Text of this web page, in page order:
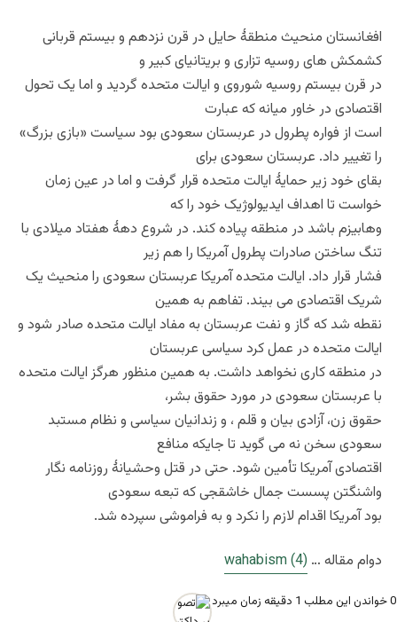
افغانستان منحیث منطقۀ حایل در قرن نزدهم و بیستم قربانی
کشمکش های روسیه تزاری و بریتانیای کبیر و
در قرن بیستم روسیه شوروی و ایالت متحده گردید و اما یک تحول
اقتصادی در خاور میانه که عبارت
است از فواره پطرول در عربستان سعودی بود سیاست «بازی بزرگ»
را تغییر داد. عربستان سعودی برای
بقای خود زیر حمایۀ ایالت متحده قرار گرفت و اما در عین زمان
خواست تا اهداف ایدیولوژیک خود را که
وهابیزم باشد در منطقه پیاده کند. در شروع دهۀ هفتاد میلادی با
تنگ ساختن صادرات پطرول آمریکا را هم زیر
فشار قرار داد. ایالت متحده آمریکا عربستان سعودی را منحیث یک
شریک اقتصادی می بیند. تفاهم به همین
نقطه شد که گاز و نفت عربستان به مفاد ایالت متحده صادر شود و
ایالت متحده در عمل کرد سیاسی عربستان
در منطقه کاری نخواهد داشت. به همین منظور هرگز ایالت متحده
با عربستان سعودی در مورد حقوق بشر،
حقوق زن، آزادی بیان و قلم ، و زندانیان سیاسی و نظام مستبد
سعودی سخن نه می گوید تا جایکه منافع
اقتصادی آمریکا تأمین شود. حتی در قتل وحشیانۀ روزنامه نگار
واشنگتن پسست جمال خاشقجی که تبعه سعودی
بود آمریکا اقدام لازم را نکرد و به فراموشی سپرده شد.
دوام مقاله … wahabism (4)
0خواندن این مطلب 1 دقیقه زمان میبرد